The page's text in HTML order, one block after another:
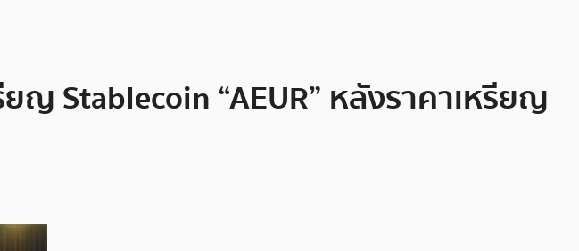
ญ Stablecoin “AEUR” หลังราคาเหรียญ